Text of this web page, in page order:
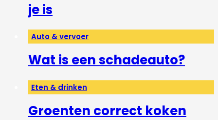
je is
Auto & vervoer
Wat is een schadeauto?
Eten & drinken
Groenten correct koken